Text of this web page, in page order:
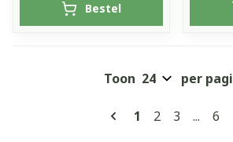
Bestel
Pagina's
U lees
1 Pagina
2 Pagina
3 ... 6
Toon per